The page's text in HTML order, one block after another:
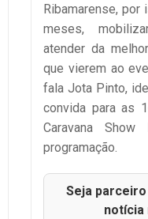
Ribamarense,
meses,
atender da
que vierem ao
fala Jota Pinto,
convida para as
Caravana
programação.
Seja
notícia